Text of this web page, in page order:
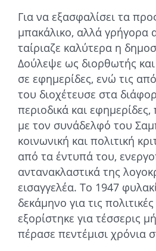
Για να εξασφαλίσει τα
μπακάλικο, αλλά γρήγορα
ταίριαζε καλύτερα η
Δούλεψε ως διορθωτής
σε εφημερίδες, ενώ τις
του διοχέτευσε στα
περιοδικά και
με τον συνάδελφό του
κοινωνική και πολιτική
από τα έντυπά του,
αντανακλαστικά της
εισαγγελέα. Το 1947
δεκάμηνο για τις
εξορίστηκε για τέσσερις
πέρασε πεντέμισι χρόνια